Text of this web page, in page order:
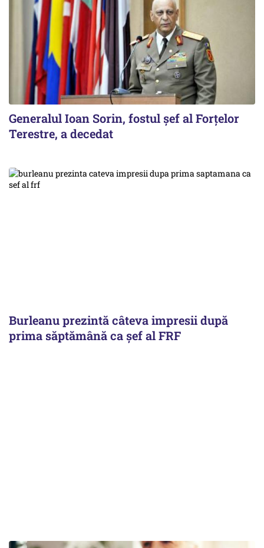
Generalul Ioan Sorin, fostul șef al Forțelor
Terestre, a decedat
Burleanu prezintă câteva impresii după
prima săptămână ca șef al FRF